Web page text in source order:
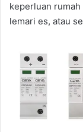
keperluan
lemari es, atau